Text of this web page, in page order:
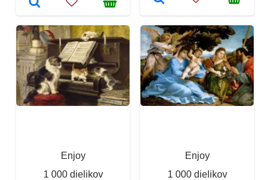
Enjoy
1 000 dielikov
Enjoy
1 000 dielikov